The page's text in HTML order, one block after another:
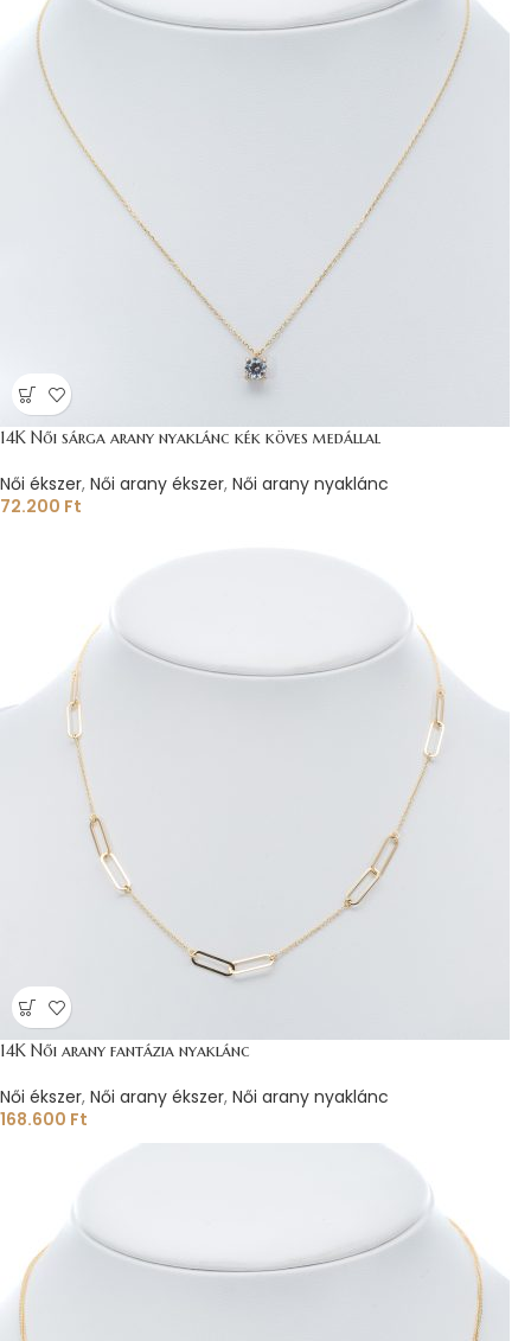
14K Női sárga arany nyaklánc kék köves medállal
Női ékszer, Női arany ékszer, Női arany nyaklánc
72.200 Ft
14K Női arany fantázia nyaklánc
Női ékszer, Női arany ékszer, Női arany nyaklánc
168.600 Ft